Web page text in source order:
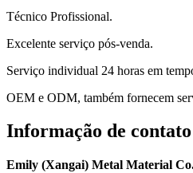
Técnico Profissional.
Excelente serviço pós-venda.
Serviço individual 24 horas em
OEM e ODM, também fornecem
Informação de contato
Emily (Xangai) Metal Material